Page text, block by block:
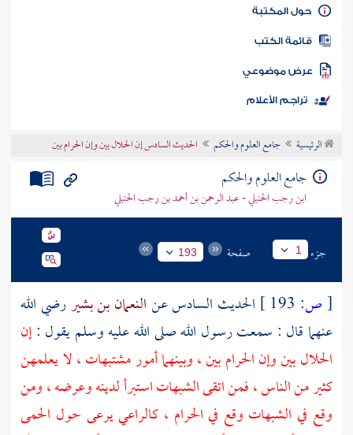
كتاب الأمة
المكتبة
الكتب
موضوعي
تراجم الأعلام
الرئيسية جامع العلوم والحكم الحديث السادس إن الحلال بين وإن الحرام بين
جامع العلوم والحكم
ابن رجب الحنبلي - عبد الرحمن بن أحمد بن رجب الحنبلي
جزء 1 صفحة 193
[ص: الحديث السادس عنالنعمان بن بشيررضي الله
عنهما قال : سمعت رسول الله صلى الله عليه وسلم يقول :إن
الحلال بين وإن الحرام بين ، وبينهما أمور مشتبهات ، لا يعلمهن
كثير من الناس ، فمن اتقى الشبهات استبرأ لدينه وعرضه ، ومن
وقع في الشبهات وقع في الحرام ، كالراعي يرعى حول الحمى